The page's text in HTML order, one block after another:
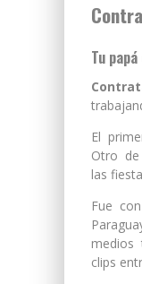
Tu
El
Otro de
las
Fue
medios
clips